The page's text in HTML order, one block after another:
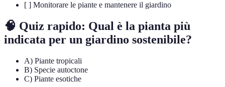
[ ] Monitorare le piante e mantenere il giardino
🧠 Quiz rapido: Qual è la pianta più
indicata per un giardino sostenibile?
A) Piante tropicali
B) Specie autoctone
C) Piante esotiche